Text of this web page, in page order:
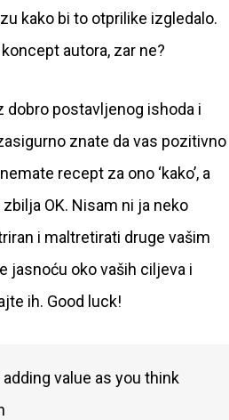
kako bi to otprilike izgledalo.
autora, zar ne?
dobro postavljenog ishoda i
znate da vas pozitivno
recept za ono ‘kako’, a
OK. Nisam ni ja neko
i maltretirati druge vašim
jasnoću oko vaših ciljeva i
ih. Good luck!
value as you think